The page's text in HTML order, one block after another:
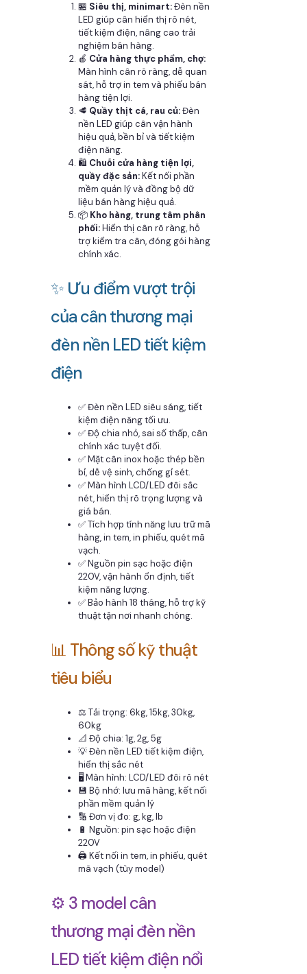
🏪 Siêu thị, minimart:Đèn nền
LED giúp cân hiển thị rõ nét,
tiết kiệm điện, nâng cao trải
nghiệm bán hàng.
🍎 Cửa hàng thực phẩm, chợ:
Màn hình cân rõ ràng, dễ quan
sát, hỗ trợ in tem và phiếu bán
hàng tiện lợi.
🥩 Quầy thịt cá, rau củ:Đèn
nền LED giúp cân vận hành
hiệu quả, bền bỉ và tiết kiệm
điện năng.
🛍️ Chuỗi cửa hàng tiện lợi,
quầy đặc sản:Kết nối phần
mềm quản lý và đồng bộ dữ
liệu bán hàng hiệu quả.
📦 Kho hàng, trung tâm phân
phối:Hiển thị cân rõ ràng, hỗ
trợ kiểm tra cân, đóng gói hàng
chính xác.
✨ Ưu điểm vượt trội
của cân thương mại
đèn nền LED tiết kiệm
điện
✅ Đèn nền LED siêu sáng, tiết
kiệm điện năng tối ưu.
✅ Độ chia nhỏ, sai số thấp, cân
chính xác tuyệt đối.
✅ Mặt cân inox hoặc thép bền
bỉ, dễ vệ sinh, chống gỉ sét.
✅ Màn hình LCD/LED đôi sắc
nét, hiển thị rõ trọng lượng và
giá bán.
✅ Tích hợp tính năng lưu trữ mã
hàng, in tem, in phiếu, quét mã
vạch.
✅ Nguồn pin sạc hoặc điện
220V, vận hành ổn định, tiết
kiệm năng lượng.
✅ Bảo hành 18 tháng, hỗ trợ kỹ
thuật tận nơi nhanh chóng.
📊 Thông số kỹ thuật
tiêu biểu
⚖️ Tải trọng: 6kg, 15kg, 30kg,
60kg
📐 Độ chia: 1g, 2g, 5g
💡 Đèn nền LED tiết kiệm điện,
hiển thị sắc nét
🖥️ Màn hình: LCD/LED đôi rõ nét
💾 Bộ nhớ: lưu mã hàng, kết nối
phần mềm quản lý
🔢 Đơn vị đo: g, kg, lb
🔋 Nguồn: pin sạc hoặc điện
220V
🖨️ Kết nối in tem, in phiếu, quét
mã vạch (tùy model)
⚙️ 3 model cân
thương mại đèn nền
LED tiết kiệm điện nổi